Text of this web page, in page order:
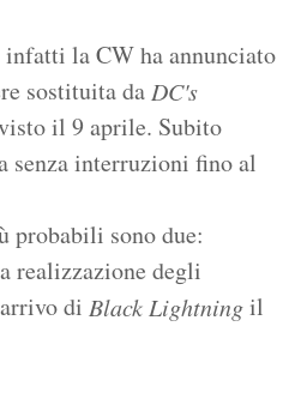
la CW ha annunciato
sostituita daDC's
il 9 aprile. Subito
senza interruzioni fino al
probabili sono due:
realizzazione degli
di Black Lightningil